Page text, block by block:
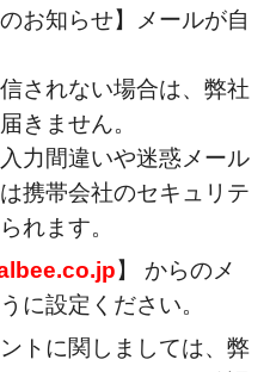
お知らせ】メールが自
されない場合は、弊社
きません。
力間違いや迷惑メール
携帯会社のセキュリテ
れます。
】 からのメ
に設定ください。
トに関しましては、弊